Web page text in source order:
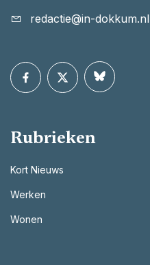
redactie@in-dokkum.nl
Rubrieken
Kort Nieuws
Werken
Wonen